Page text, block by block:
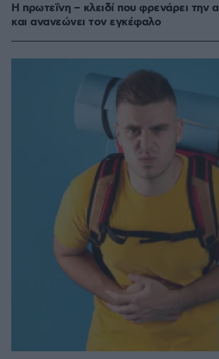
Η πρωτεΐνη – κλειδί που φρενάρει την
και ανανεώνει τον εγκέφαλο